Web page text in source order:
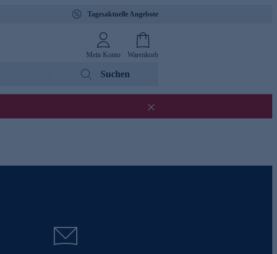
Tagesaktuelle Angebote
Mein Konto Warenkorb
Suchen